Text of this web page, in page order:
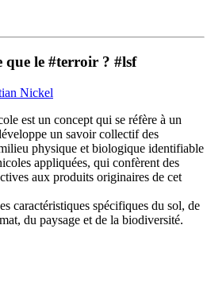
que le #terroir ? #lsf
Nickel
est un concept qui se réfère à un
un savoir collectif des
physique et biologique identifiable
appliquées, qui confèrent des
aux produits originaires de cet
caractéristiques spécifiques du sol, de
du paysage et de la biodiversité.